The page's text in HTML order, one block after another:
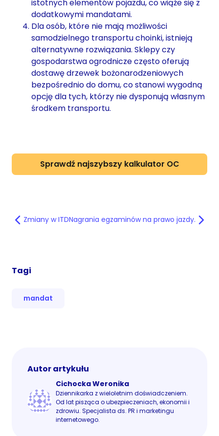
istotnych elementów pojazdu, co wiąże się z
dodatkowymi mandatami.
Dla osób, które nie mają możliwości
samodzielnego transportu choinki, istnieją
alternatywne rozwiązania. Sklepy czy
gospodarstwa ogrodnicze często oferują
dostawę drzewek bożonarodzeniowych
bezpośrednio do domu, co stanowi wygodną
opcję dla tych, którzy nie dysponują własnym
środkem transportu.
Sprawdź najszybszy kalkulator OC
Zmiany w ITDNagrania egzaminów na prawo jazdy.
Tagi
mandat
Autor artykułu
Cichocka Weronika
Dziennikarka z wieloletnim doświadczeniem.
Od lat pisząca o ubezpieczeniach, ekonomii i
zdrowiu. Specjalista ds. PR i marketingu
internetowego.